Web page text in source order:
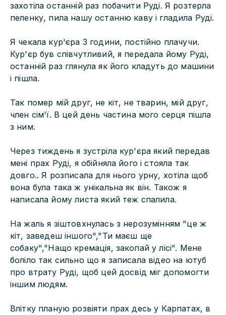
захотіла останній раз побачити Руді. Я розтерла
пеленку, пила нашу останню каву і гладила Руді.
Я чекала кур'єра 3 години, постійно плачучи.
Кур'єр був співчутливий, я передала йому Руді,
останній раз глянула як його кладуть до машини
і пішла.
Так помер мій друг, не кіт, не тварин, мій друг,
член сім'ї. В цей день частина мого серця пішла
з ним.
Через тиждень я зустріла кур'єра який передав
мені прах Руді, я обійняла його і стояла так
довго.. Я розписала для нього урну, хотіла щоб
вона була така ж унікальна як він. Також я
написала йому листа який теж спалила.
На жаль я зіштовхнулась з нерозумінням "це ж
кіт, заведеш іншого","Ти маєш ще
собаку","Нащо кремація, закопай у лісі". Мене
боліло так сильно що я записала відео на ютуб
про втрату Руді, щоб цей досвід міг допомогти
іншим людям.
Влітку планую розвіяти прах десь у Карпатах, в